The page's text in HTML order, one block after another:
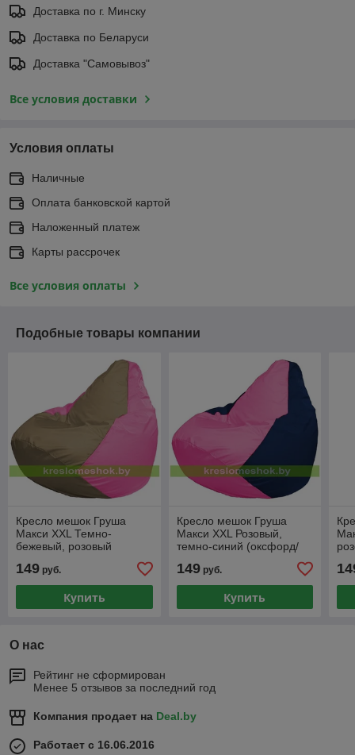
Доставка по г. Минску
Доставка по Беларуси
Доставка "Самовывоз"
Все условия доставки
Условия оплаты
Наличные
Оплата банковской картой
Наложенный платеж
Карты рассрочек
Все условия оплаты
Подобные товары компании
Кресло мешок Груша
Макси XXL Темно-
бежевый, розовый
149 руб.
Купить
Кресло мешок Груша
Макси XXL Розовый,
темно-синий (оксфорд/
149руб.
Купить
О нас
Рейтинг не сформирован
Менее 5 отзывов за последний год
Компания продает на Deal.by
Работает с 16.06.2016